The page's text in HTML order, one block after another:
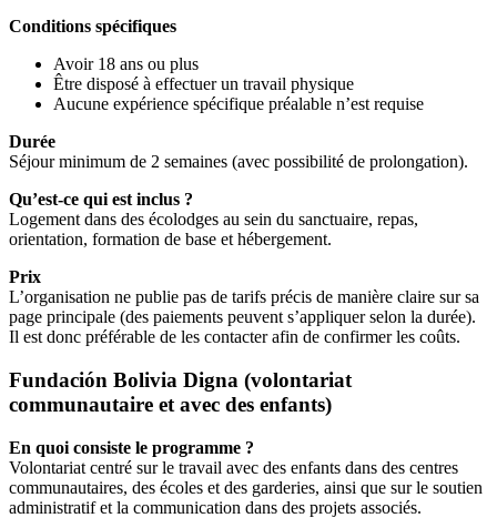
Conditions spécifiques
Avoir 18 ans ou plus
Être disposé à effectuer un travail physique
Aucune expérience spécifique préalable n’est requise
Durée
Séjour minimum de 2 semaines (avec possibilité de prolongation).
Qu’est-ce qui est inclus ?
Logement dans des écolodges au sein du sanctuaire, repas,
orientation, formation de base et hébergement.
Prix
L’organisation ne publie pas de tarifs précis de manière claire sur sa
page principale (des paiements peuvent s’appliquer selon la durée).
Il est donc préférable de les contacter afin de confirmer les coûts.
Fundación Bolivia Digna (volontariat
communautaire et avec des enfants)
En quoi consiste le programme ?
Volontariat centré sur le travail avec des enfants dans des centres
communautaires, des écoles et des garderies, ainsi que sur le soutien
administratif et la communication dans des projets associés.